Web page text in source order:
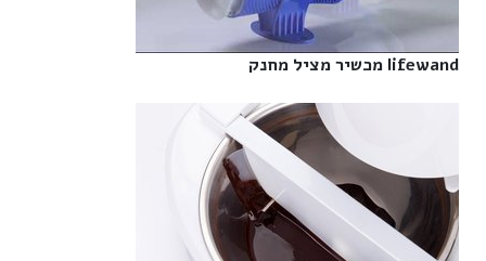
lifewand מכשיר מציל מחנק‎